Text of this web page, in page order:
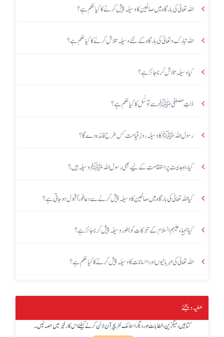
اللہ تعالیٰ کی بارگاہ میں صالحین کا وسیلہ پیش کرنے کا کیا حکم ہے؟
اللہ تبارک و تعالیٰ کی بارگاہ کے لئے وسیلہ تلاش کرنے کا کیا حکم ہے؟
کیا وسیلہ تلاش کرنا جائز ہے؟
ذاتِ مصطفی ﷺ سے توسُّل کا کیا حکم ہے؟
رسول اللہ ﷺ کا وسیلہ روزِ قیامت کس طرح فائدہ دے گا؟
کیا راہ ہدایت پر استقامت کے لیے بھی رسول اللہ ﷺ وسیلہ ہیں؟
کیا اللہ تعالیٰ کی بارگاہ میں صالحین کا وسیلہ پیش کرنے سے دعا فوراً قبول ہو جاتی ہے؟
کیا انبیاء علیہم السلام کے تبرکات کو بطور وسیلہ پیش کرنا جائز ہے؟
اللہ تعالیٰ کی مہربانیوں اور احسانات کا وسیلہ پیش کرنے کا کیا حکم ہے؟
عطیہ دیجئے
کتابیں، میگزین، خطابات اور دیگر اسلامک لٹریچر آن لائن کرنے کیلئے اس کار خیر میں حصہ لیں۔